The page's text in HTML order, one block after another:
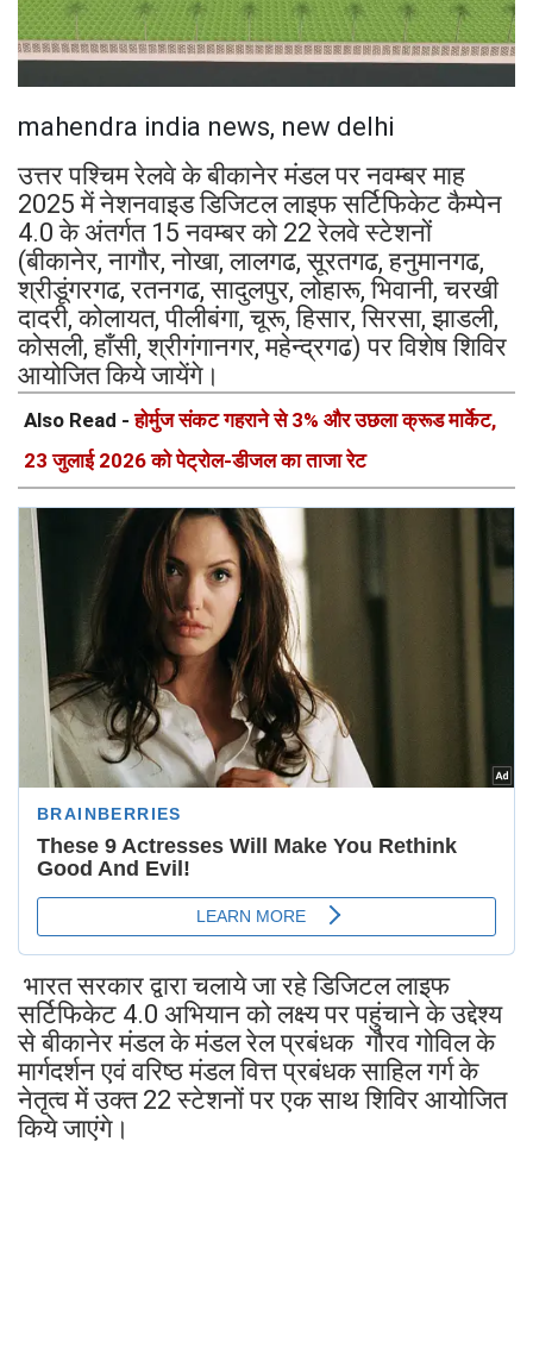
mahendra india news, new delhi
उत्तर पश्चिम रेलवे के बीकानेर मंडल पर नवम्बर माह
2025 में नेशनवाइड डिजिटल लाइफ सर्टिफिकेट कैम्पेन
4.0 के अंतर्गत 15 नवम्बर को 22 रेलवे स्टेशनों
(बीकानेर, नागौर, नोखा, लालगढ, सूरतगढ, हनुमानगढ,
श्रीडूंगरगढ, रतनगढ, सादुलपुर, लोहारू, भिवानी, चरखी
दादरी, कोलायत, पीलीबंगा, चूरू, हिसार, सिरसा, झाडली,
कोसली, हाँसी, श्रीगंगानगर, महेन्द्रगढ) पर विशेष शिविर
आयोजित किये जायेंगे।
Also Read -होर्मुज संकट गहराने से 3% और उछला क्रूड मार्केट,
23 जुलाई 2026 को पेट्रोल-डीजल का ताजा रेट
भारत सरकार द्वारा चलाये जा रहे डिजिटल लाइफ
सर्टिफिकेट 4.0 अभियान को लक्ष्य पर पहुंचाने के उद्देश्य
से बीकानेर मंडल के मंडल रेल प्रबंधक गौरव गोविल के
मार्गदर्शन एवं वरिष्ठ मंडल वित्त प्रबंधक साहिल गर्ग के
नेतृत्व में उक्त 22 स्टेशनों पर एक साथ शिविर आयोजित
किये जाएंगे।